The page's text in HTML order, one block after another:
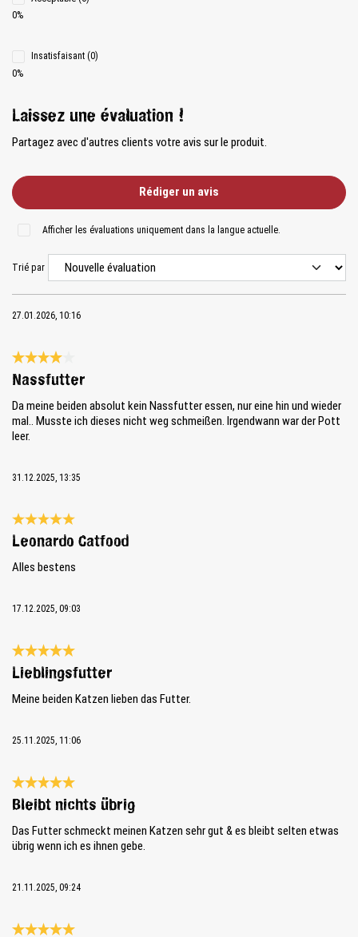
0%
Insatisfaisant (0)
0%
Laissez une évaluation !
Partagez avec d'autres clients votre avis sur le produit.
Rédiger un avis
Afficher les évaluations uniquement dans la langue actuelle.
Trié par
27.01.2026, 10:16
Évaluation avec une note de 4 sur 5 étoiles
Nassfutter
Da meine beiden absolut kein Nassfutter essen, nur eine hin und wieder
mal.. Musste ich dieses nicht weg schmeißen. Irgendwann war der Pott
leer.
31.12.2025, 13:35
Évaluation avec une note de 5 sur 5 étoiles
Leonardo Catfood
Alles bestens
17.12.2025, 09:03
Évaluation avec une note de 5 sur 5 étoiles
Lieblingsfutter
Meine beiden Katzen lieben das Futter.
25.11.2025, 11:06
Évaluation avec une note de 5 sur 5 étoiles
Bleibt nichts übrig
Das Futter schmeckt meinen Katzen sehr gut & es bleibt selten etwas
übrig wenn ich es ihnen gebe.
21.11.2025, 09:24